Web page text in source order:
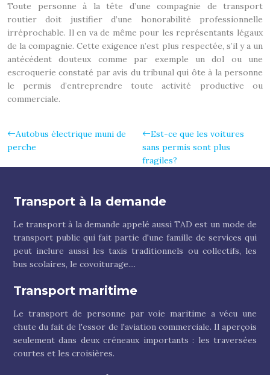
Toute personne à la tête d’une compagnie de transport
routier doit justifier d’une honorabilité professionnelle
irréprochable. Il en va de même pour les représentants légaux
de la compagnie. Cette exigence n’est plus respectée, s’il y a un
antécédent douteux comme par exemple un dol ou une
escroquerie constaté par avis du tribunal qui ôte à la personne
le permis d’entreprendre toute activité productive ou
commerciale.
Autobus électrique muni de
perche
Est-ce que les voitures
sans permis sont plus
fragiles?
Transport à la demande
Le transport à la demande appelé aussi TAD est un mode de
transport public qui fait partie d'une famille de services qui
peut inclure aussi les taxis traditionnels ou collectifs, les
bus scolaires, le covoiturage....
Transport maritime
Le transport de personne par voie maritime a vécu une
chute du fait de l'essor de l'aviation commerciale. Il aperçois
seulement dans deux créneaux importants : les traversées
courtes et les croisières.